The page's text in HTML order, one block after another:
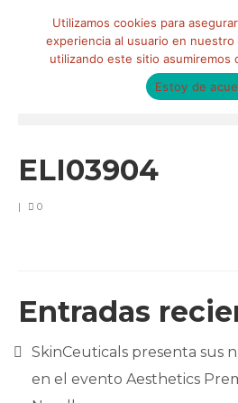
Equipo
BLOG
ELI03904
| 0
Entradas
SkinCeuticals presenta sus
en el evento Aesthetics
Utilizamos cookies para
experiencia al usuario en
utilizando este sitio asumiremos
Estoy de